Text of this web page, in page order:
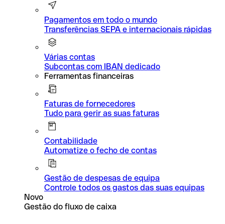
Pagamentos em todo o mundo
Transferências SEPA e internacionais rápidas
Várias contas
Subcontas com IBAN dedicado
Ferramentas financeiras
Faturas de fornecedores
Tudo para gerir as suas faturas
Contabilidade
Automatize o fecho de contas
Gestão de despesas de equipa
Controle todos os gastos das suas equipas
Novo
Gestão do fluxo de caixa